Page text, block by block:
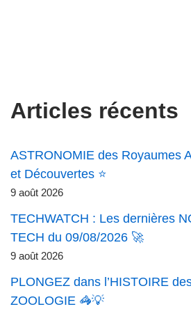
Articles récents
ASTRONOMIE des Royaumes
et Découvertes ⭐
9 août 2026
TECHWATCH : Les dernières
TECH du 09/08/2026 🚀
9 août 2026
PLONGEZ dans l’HISTOIRE
ZOOLOGIE 🦓💡